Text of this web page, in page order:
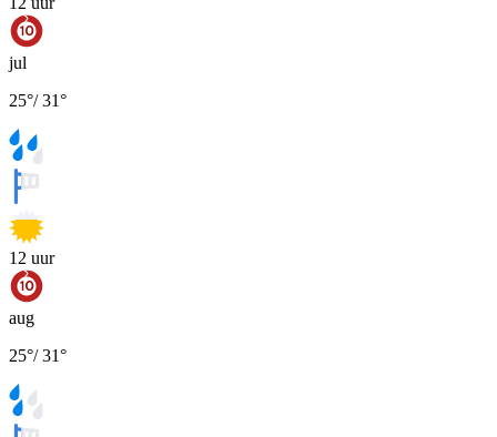
jul
25°/31°
12 uur
aug
25°/31°